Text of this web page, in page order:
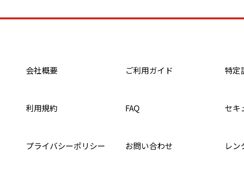
会社概要 ご利用ガイド 特定
利用規約 FAQ セキ
プライバシーポリシー お問い合わせ レン